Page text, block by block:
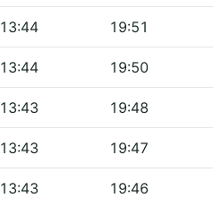
13:44 19:51
13:44 19:50
13:43 19:48
13:43 19:47
13:43 19:46